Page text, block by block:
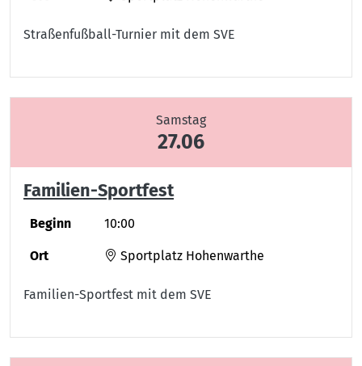
Straßenfußball-Turnier mit dem SVE
Samstag
27.06
Familien-Sportfest
Beginn 10:00
Ort Sportplatz Hohenwarthe
Familien-Sportfest mit dem SVE